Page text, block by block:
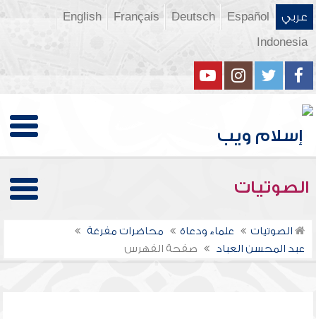
عربي Español
Deutsch
Français
English
Indonesia
الصوتيات
الصوتيات علماء ودعاة
محاضرات مفرغة
عبد المحسن العباد
صفحة الفهرس